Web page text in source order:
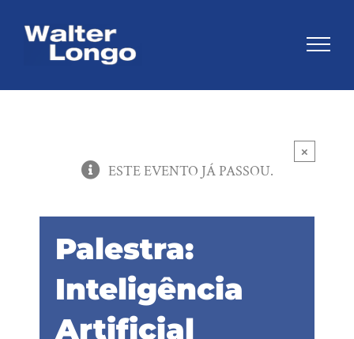
×
ESTE EVENTO JÁ PASSOU.
Palestra:
Inteligência
Artificial